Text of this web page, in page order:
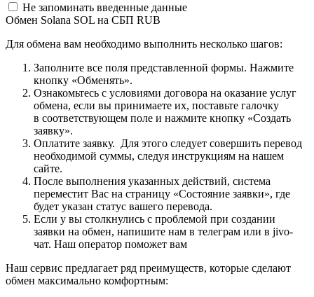
Не запоминать введенные данные
Обмен Solana SOL на СБП RUB
Для обмена вам необходимо выполнить несколько шагов:
Заполните все поля представленной формы. Нажмите
кнопку «Обменять».
Ознакомьтесь с условиями договора на оказание услуг
обмена, если вы принимаете их, поставьте галочку
в соответствующем поле и нажмите кнопку «Создать
заявку».
Оплатите заявку. Для этого следует совершить перевод
необходимой суммы, следуя инструкциям на нашем
сайте.
После выполнения указанных действий, система
переместит Вас на страницу «Состояние заявки», где
будет указан статус вашего перевода.
Если у вы столкнулись с проблемой при создании
заявки на обмен, напишите нам в телеграм или в jivo-
чат. Наш оператор поможет вам
Наш сервис предлагает ряд преимуществ, которые сделают
обмен максимально комфортным: